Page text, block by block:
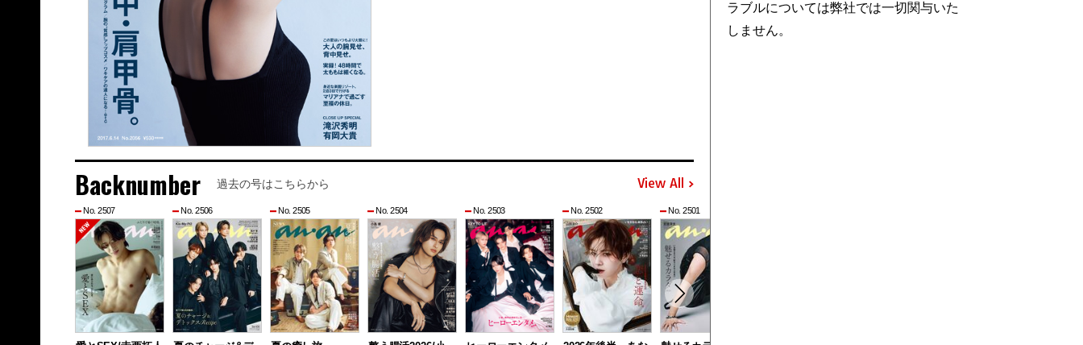
Backnumber 過去の号はこちらから View All
No. 2507 No. 2506 No. 2505 No. 2504 No. 2503 No. 2502 No. 2501
ラブルについては弊社では一切関与いた
しません。